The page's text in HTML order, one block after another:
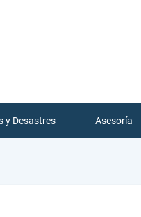
y Desastres Asesoría